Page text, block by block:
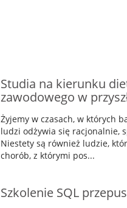
Studia na kierunku
zawodowego w
Żyjemy w czasach, w których
ludzi odżywia się racjonalnie,
Niestety są również ludzie,
chorób, z którymi pos...
Szkolenie SQL